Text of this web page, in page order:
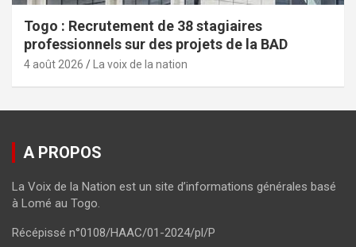
Togo : Recrutement de 38 stagiaires
professionnels sur des projets de la BAD
4 août 2026 La voix de la nation
A PROPOS
La Voix de la Nation est un site d’informations générales basé
à Lomé au Togo.
Récépissé n°0108/HAAC/01-2024/pl/P